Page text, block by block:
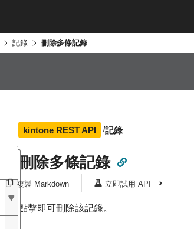
記錄 刪除多條記錄
kintone REST API 記錄
刪除多條記錄
複製 Markdown 立即試用 API
點擊即可刪除該記錄。